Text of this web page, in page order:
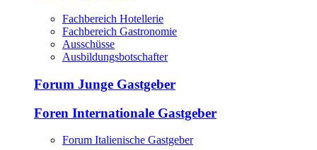
Fachbereich Hotellerie
Fachbereich Gastronomie
Ausschüsse
Ausbildungsbotschafter
Forum Junge Gastgeber
Foren Internationale Gastgeber
Forum Italienische Gastgeber